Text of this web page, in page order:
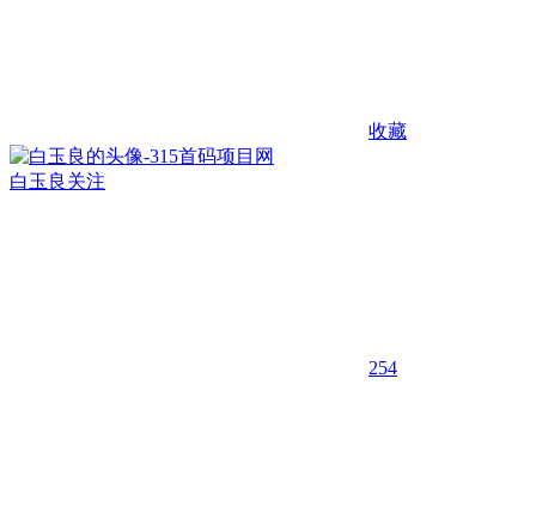
收藏
白玉良 关注
254